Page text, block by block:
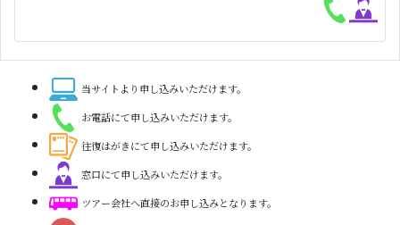
当サイトより申し込みいただけます。
お電話にて申し込みいただけます。
往復はがきにて申し込みいただけます。
窓口にて申し込みいただけます。
ツアー会社へ直接のお申し込みとなります。